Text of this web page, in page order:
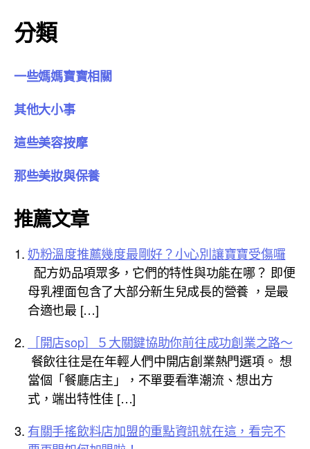
分類
一些媽媽寶寶相關
其他大小事
這些美容按摩
那些美妝與保養
推薦文章
奶粉溫度推薦幾度最剛好？小心別讓寶寶受傷囉
配方奶品項眾多，它們的特性與功能在哪？ 即便
母乳裡面包含了大部分新生兒成長的營養 ，是最
合適也最 […]
［開店sop］５大關鍵協助你前往成功創業之路～
餐飲往往是在年輕人們中開店創業熱門選項。 想
當個「餐廳店主」，不單要看準潮流、想出方
式，端出特性佳 […]
有關手搖飲料店加盟的重點資訊就在這，看完不